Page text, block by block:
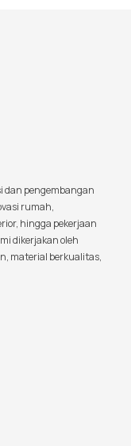
dan pengembangan
rumah,
hingga pekerjaan
dikerjakan oleh
material berkualitas,